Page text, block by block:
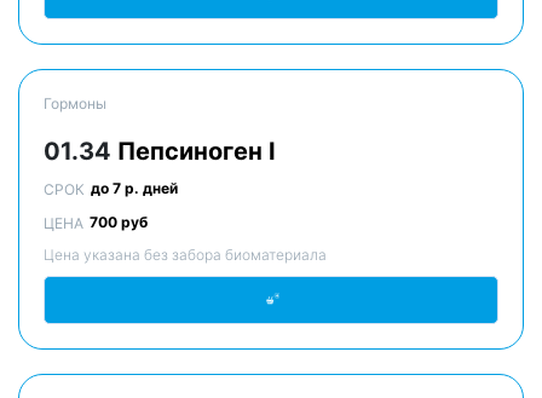
Гормоны
01.34 Пепсиноген I
СРОК до 7 р. дней
ЦЕНА 700 руб
Цена указана без забора биоматериала